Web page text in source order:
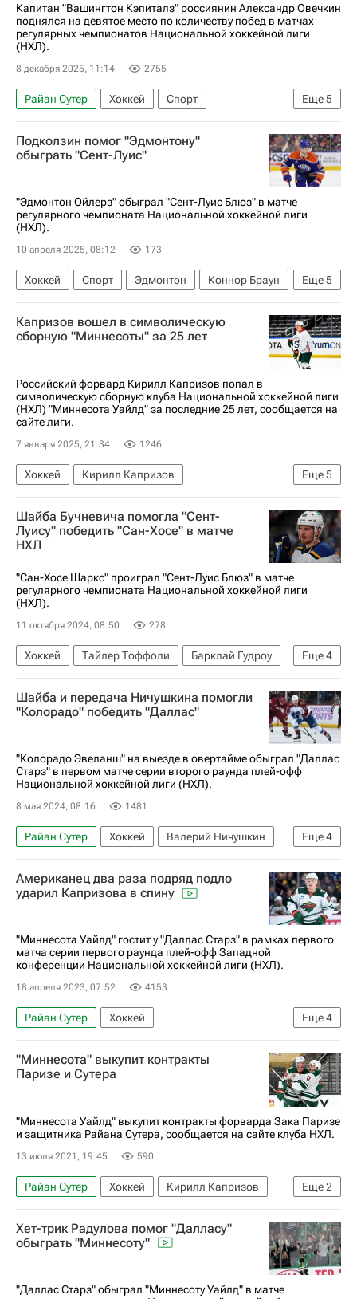
Капитан "Вашингтон Кэпиталз" россиянин Александр Овечкин
поднялся на девятое место по количеству побед в матчах
регулярных чемпионатов Национальной хоккейной лиги
(НХЛ).
8 декабря 2025, 11:14 2755
Еще5
Райан Сутер Хоккей
Спорт
Александр Овечкин
Никлас Лидстрём
Вашингтон Кэпиталз
Коламбус Блю Джекетс
Подколзин помог "Эдмонтону"
обыграть "Сент-Луис"
"Эдмонтон Ойлерз" обыграл "Сент-Луис Блюз" в матче
регулярного чемпионата Национальной хоккейной лиги
(НХЛ).
10 апреля 2025, 08:12 173
Еще5
Хоккей Спорт Эдмонтон
Коннор Браун
Василий Подколзин
Виктор Арвидссон
Эдмонтон Ойлерз
Сент-Луис Блюз
Капризов вошел в символическую
сборную "Миннесоты" за 25 лет
Российский форвард Кирилл Капризов попал в
символическую сборную клуба Национальной хоккейной лиги
(НХЛ) "Миннесота Уайлд" за последние 25 лет, сообщается на
сайте лиги.
7 января 2025, 21:34 1246
Еще5
Хоккей
Кирилл Капризов
Никлас Бэкстрем
Юнас Бродин
Национальная хоккейная лига (НХЛ)
Спорт
Миннесота Уайлд
Шайба Бучневича помогла "Сент-
Луису" победить "Сан-Хосе" в матче
НХЛ
"Сан-Хосе Шаркс" проиграл "Сент-Луис Блюз" в матче
регулярного чемпионата Национальной хоккейной лиги
(НХЛ).
11 октября 2024, 08:50 278
Еще4
Хоккей Тайлер Тоффоли
Барклай Гудроу
Фабиан Зеттерлунд
Сан-Хосе Шаркс
Сент-Луис Блюз
Питтсбург Пингвинз
Шайба и передача Ничушкина помогли
"Колорадо" победить "Даллас"
"Колорадо Эвеланш" на выезде в овертайме обыграл "Даллас
Старз" в первом матче серии второго раунда плей-офф
Национальной хоккейной лиги (НХЛ).
8 мая 2024, 08:16 1481
Еще4
Райан Сутер Хоккей
Валерий Ничушкин
Колорадо Эвеланш
Джейми Бенн
Даллас Старз
Спорт
Американец два раза подряд подло
ударил Капризова в спину
"Миннесота Уайлд" гостит у "Даллас Старз" в рамках первого
матча серии первого раунда плей-офф Западной
конференции Национальной хоккейной лиги (НХЛ).
18 апреля 2023, 07:52 4153
Еще4
Райан Сутер
Хоккей
Национальная хоккейная лига (НХЛ)
Миннесота Уайлд
Даллас Старз
"Миннесота" выкупит контракты
Паризе и Сутера
"Миннесота Уайлд" выкупит контракты форварда Зака Паризе
и защитника Райана Сутера, сообщается на сайте клуба НХЛ.
13 июля 2021, 19:45 590
Еще2
Райан Сутер Хоккей
Кирилл Капризов
Миннесота Уайлд
Зак Паризе
Хет-трик Радулова помог "Далласу"
обыграть "Миннесоту"
"Даллас Старз" обыграл "Миннесоту Уайлд" в матче